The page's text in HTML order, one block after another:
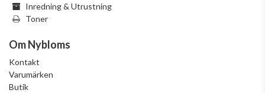
Inredning & Utrustning
Toner
Om Nybloms
Kontakt
Varumärken
Butik